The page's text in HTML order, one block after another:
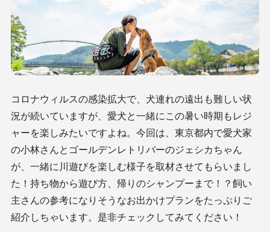
コロナウィルスの感染拡大で、犬連れの遠出も難しい状
況が続いていますが、愛犬と一緒にこの暑い時期もレジ
ャーを楽しみたいですよね。今回は、東京都内で愛犬家
の小林さんとゴールデンレトリバーのジェシカちゃん
が、一緒に川遊びを楽しむ様子を取材させてもらいまし
た！持ち物から遊び方、帰りのシャンプーまで！？飼い
主さんの参考になりそうなお出かけプランをたっぷりご
紹介しちゃいます。是非チェックしてみてください！